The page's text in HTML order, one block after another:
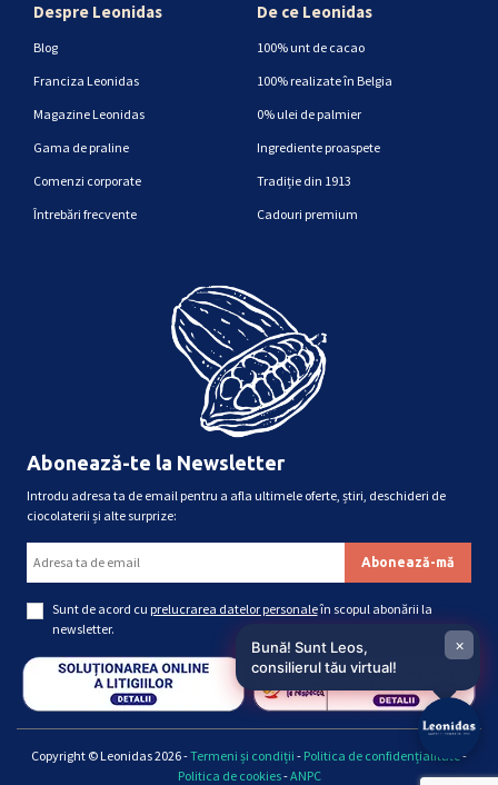
Despre Leonidas
Blog
Franciza Leonidas
Magazine Leonidas
Gama de praline
Comenzi corporate
Întrebări frecvente
De ce Leonidas
100% unt de cacao
100% realizate în Belgia
0% ulei de palmier
Ingrediente proaspete
Tradiție din 1913
Cadouri premium
Abonează-te la Newsletter
Introdu adresa ta de email pentru a afla ultimele oferte, știri, deschideri de
ciocolaterii și alte surprize:
Sunt de acord cu prelucrarea datelor personaleîn scopul abonării la
newsletter.
Copyright © Leonidas 2026 -Termeni și condiții - Politica de confidențialitate-
Politica de cookies-ANPC
Bună! Sunt Leos,
consilierul tău virtual!
×